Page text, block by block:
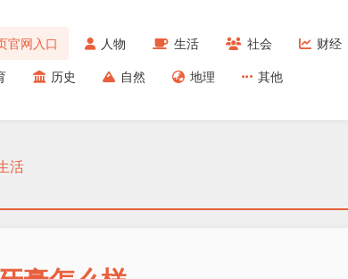
官网入口 人物 生活 社会 财经
历史 自然 地理 其他
活